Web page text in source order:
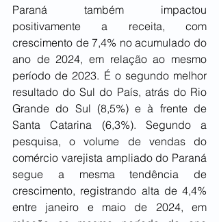
Paraná também impactou
positivamente a receita, com
crescimento de 7,4% no acumulado do
ano de 2024, em relação ao mesmo
período de 2023. É o segundo melhor
resultado do Sul do País, atrás do Rio
Grande do Sul (8,5%) e à frente de
Santa Catarina (6,3%). Segundo a
pesquisa, o volume de vendas do
comércio varejista ampliado do Paraná
segue a mesma tendência de
crescimento, registrando alta de 4,4%
entre janeiro e maio de 2024, em